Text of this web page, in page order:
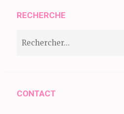
RECHERCHE
CONTACT